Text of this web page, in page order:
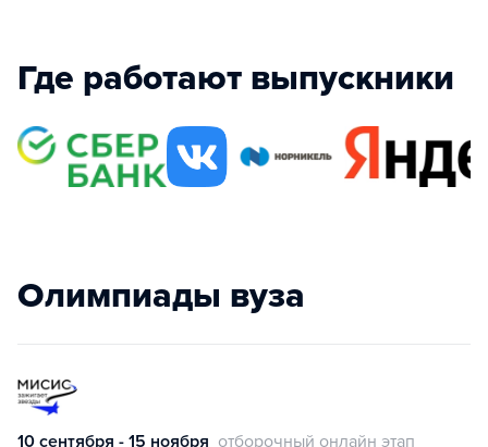
Где работают выпускники
Олимпиады вуза
10 сентября - 15 ноября отборочный онлайн этап